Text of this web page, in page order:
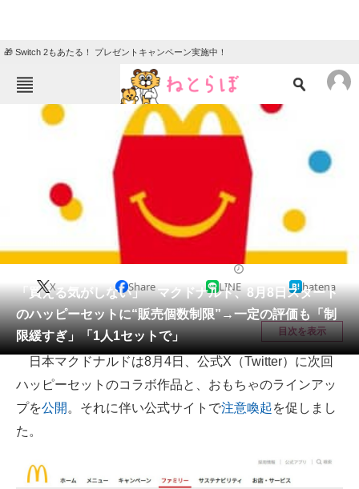
🎁 Switch 2もあたる！ プレゼントキャンペーン実施中！
ねとらぼメニュー
ニュース
教育・育児
会員記事
メディア
注目記事を集めた総合ページ
ITの今と未来を見通す
「買える気がしない」 マクドナルド、8月8日スタート
のハッピーセットに“販売個数制限”→一定の評価も「制
限緩すぎ」「1人1セットで」
X Share LINE hatena
目次を表示
日本マクドナルドは8月4日、公式X（Twitter）に次回
ハッピーセットのコラボ作品と、おもちゃのラインアッ
プを公開 。それに伴い公式サイトで注意喚起を促しまし
た。